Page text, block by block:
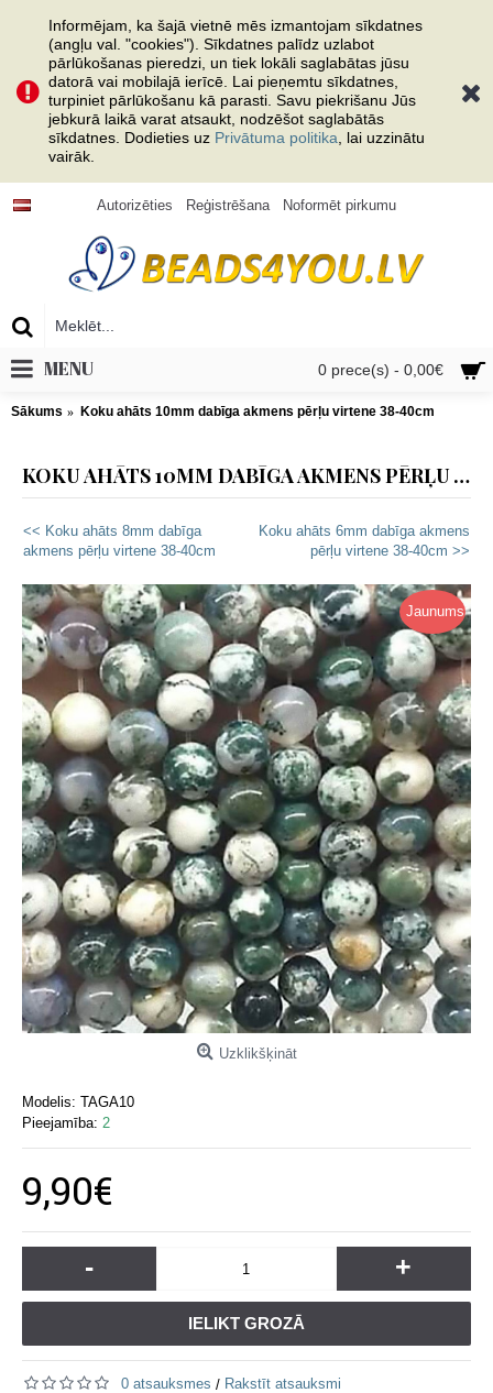
Informējam, ka šajā vietnē mēs izmantojam sīkdatnes
(angļu val. "cookies"). Sīkdatnes palīdz uzlabot
pārlūkošanas pieredzi, un tiek lokāli saglabātas jūsu
datorā vai mobilajā ierīcē. Lai pieņemtu sīkdatnes,
turpiniet pārlūkošanu kā parasti. Savu piekrišanu Jūs
jebkurā laikā varat atsaukt, nodzēšot saglabātās
sīkdatnes. Dodieties uz Privātuma politika , lai uzzinātu
vairāk.
Autorizēties Reģistrēšana Noformēt pirkumu
0 prece(s) - 0,00€
MENU
Sākums Koku ahāts 10mm dabīga akmens pērļu virtene 38-40cm
KOKU AHĀTS 10MM DABĪGA AKMENS PĒRĻU VIRTENE 38-40CM
<< Koku ahāts 8mm dabīga
akmens pērļu virtene 38-40cm
Koku ahāts 6mm dabīga akmens
pērļu virtene 38-40cm >>
Jaunums
Uzklikšķināt
Modelis: TAGA10
Pieejamība: 2
9,90€
- +
IELIKT GROZĀ
0 atsauksmes / Rakstīt atsauksmi